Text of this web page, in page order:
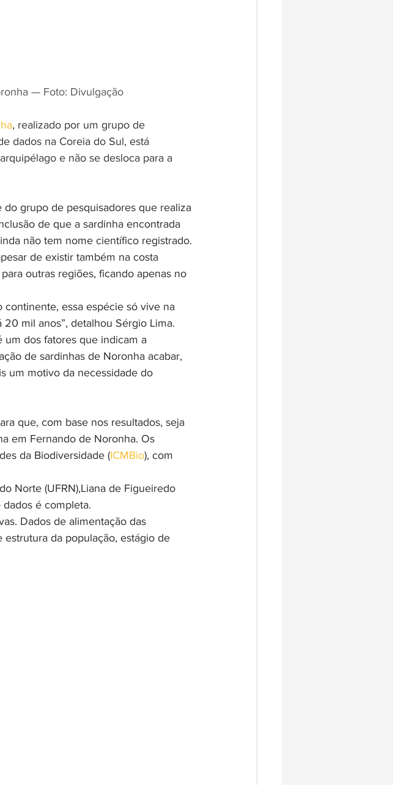
— Foto: Divulgação
, realizado por um grupo de
dados na Coreia do Sul, está
e não se desloca para a
do grupo de pesquisadores que realiza
de que a sardinha encontrada
não tem nome científico registrado.
de existir também na costa
outras regiões, ficando apenas no
essa espécie só vive na
mil anos”, detalhou Sérgio Lima.
um dos fatores que indicam a
de sardinhas de Noronha acabar,
um motivo da necessidade do
que, com base nos resultados, seja
em Fernando de Noronha. Os
da Biodiversidade (ICMBio), com
Norte (UFRN),Liana de Figueiredo
é completa.
Dados de alimentação das
da população, estágio de